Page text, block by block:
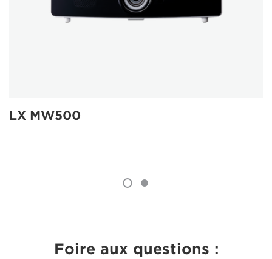
LX MW500
Foire aux questions :